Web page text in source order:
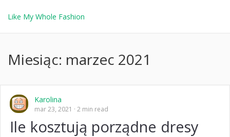
Like My Whole Fashion
Miesiąc: marzec 2021
Karolina
mar 23, 2021 2 min read
Ile kosztują porządne dresy